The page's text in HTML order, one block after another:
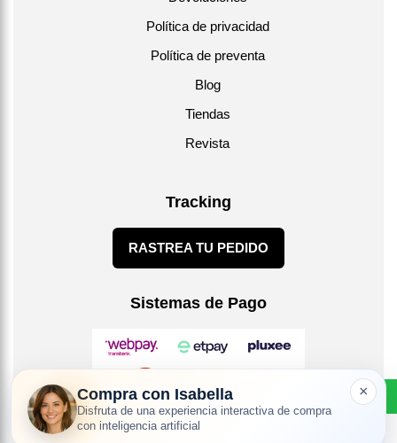
Política de privacidad
Política de preventa
Blog
Tiendas
Revista
Tracking
RASTREA TU PEDIDO
Sistemas de Pago